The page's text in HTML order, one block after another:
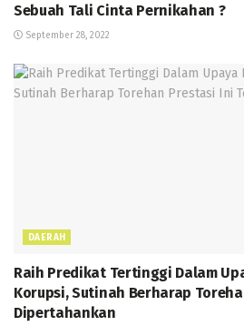
Sebuah Tali Cinta Pernikahan ?
September 28, 2022
DAERAH
Raih Predikat Tertinggi Dalam
Korupsi, Sutinah Berharap
Dipertahankan